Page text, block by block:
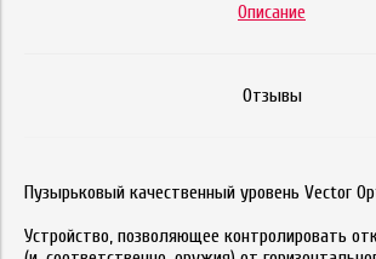
Описание
Отзывы
Пузырьковый качественный уровень Vector
Устройство, позволяющее контролировать